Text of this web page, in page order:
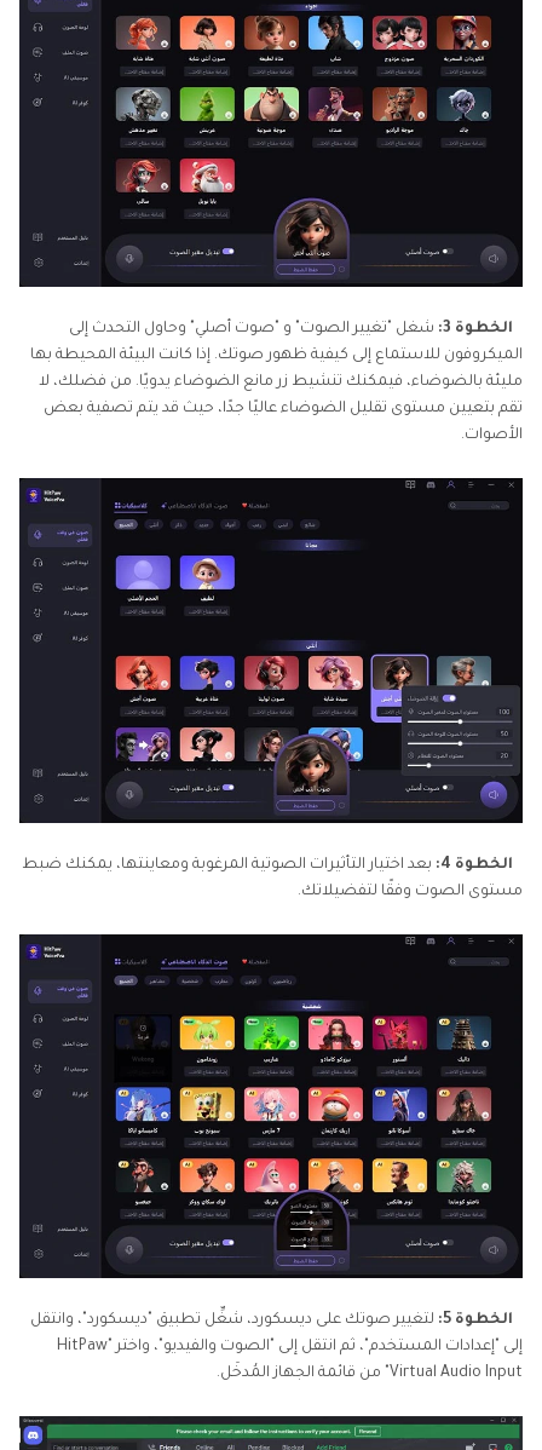
الخطوة 3:
شغل "تغيير الصوت" و "صوت أصلي" وحاول التحدث إلى
الميكروفون للاستماع إلى كيفية ظهور صوتك. إذا كانت البيئة المحيطة بها
مليئة بالضوضاء، فيمكنك تنشيط زر مانع الضوضاء يدويًا. من فضلك، لا
تقم بتعيين مستوى تقليل الضوضاء عاليًا جدًا، حيث قد يتم تصفية بعض
الأصوات.
الخطوة 4:
بعد اختيار التأثيرات الصوتية المرغوبة ومعاينتها، يمكنك ضبط
مستوى الصوت وفقًا لتفضيلاتك.
الخطوة 5:
لتغيير صوتك على ديسكورد، شغِّل تطبيق "ديسكورد"، وانتقل
إلى "إعدادات المستخدم"، ثم انتقل إلى "الصوت والفيديو"، واختر "HitPaw
Virtual Audio Input" من قائمة الجهاز المُدخَل.